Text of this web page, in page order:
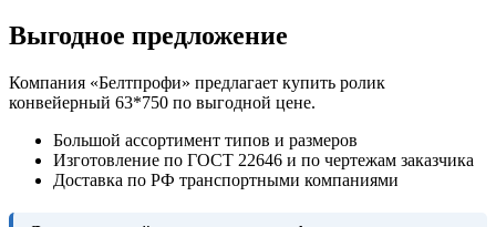
Выгодное предложение
Компания «Белтпрофи» предлагает купить ролик
конвейерный 63*750 по выгодной цене.
Большой ассортимент типов и размеров
Изготовление по ГОСТ 22646 и по чертежам заказчика
Доставка по РФ транспортными компаниями